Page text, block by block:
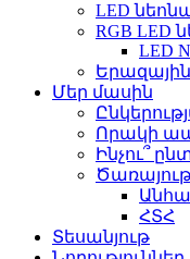
LED
RGB LED
LED
Երազային
Մեր մասին
Որակի
Ինչու՞
ՀՏՀ
Տեսանյութ